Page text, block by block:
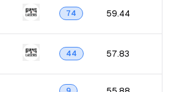
74 59.44
44 57.83